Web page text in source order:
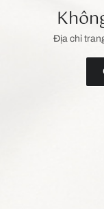
Địa chỉ